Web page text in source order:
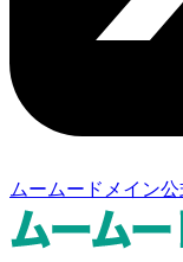
ムームードメイン